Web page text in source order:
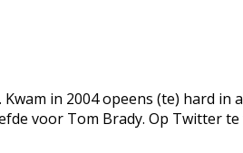
in 2004 opeens (te) hard in
voor Tom Brady. Op Twitter